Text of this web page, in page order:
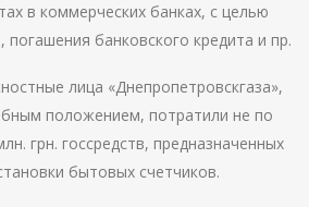
в коммерческих банках, с целью
погашения банковского кредита и пр.
лица «Днепропетровскгаза»,
положением, потратили не по
грн. госсредств, предназначенных
бытовых счетчиков.